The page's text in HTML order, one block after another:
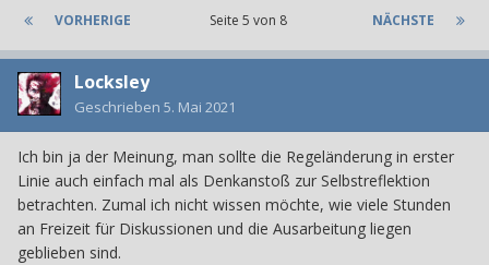
VORHERIGE NÄCHSTE
Seite 5 von 8
Locksley
Geschrieben 5. Mai 2021
Ich bin ja der Meinung, man sollte die Regeländerung in erster
Linie auch einfach mal als Denkanstoß zur Selbstreflektion
betrachten. Zumal ich nicht wissen möchte, wie viele Stunden
an Freizeit für Diskussionen und die Ausarbeitung liegen
geblieben sind.